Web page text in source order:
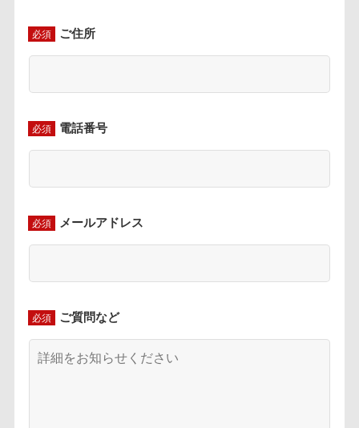
必須 ご住所
必須 電話番号
必須 メールアドレス
必須 ご質問など